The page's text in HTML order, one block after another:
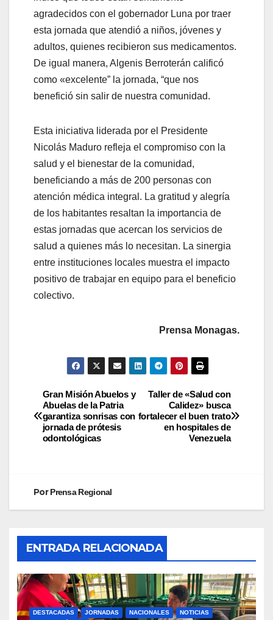
agradecidos con el gobernador Luna por traer
esta jornada que atendió a niños, jóvenes y
adultos, quienes recibieron sus medicamentos.
De igual manera, Algenis Berroterán calificó
como «excelente” la jornada, “que nos
benefició sin salir de nuestra comunidad.
Esta iniciativa liderada por el Presidente
Nicolás Maduro refleja el compromiso con la
salud y el bienestar de la comunidad,
beneficiando a más de 200 personas con
atención médica integral. La gratitud y alegría
de los habitantes resaltan la importancia de
estas jornadas que acercan los servicios de
salud a quienes más lo necesitan. La sinergia
entre instituciones locales muestra el impacto
positivo de trabajar en equipo para el beneficio
colectivo.
Prensa Monagas.
Taller de «Salud con
Calidez» busca
fortalecer el buen trato
en hospitales de
Venezuela
Gran Misión Abuelos y
Abuelas de la Patria
garantiza sonrisas con
jornada de prótesis
odontológicas
PorPrensa Regional
ENTRADA RELACIONADA
DESTACADAS JORNADAS NACIONALES NOTICIAS